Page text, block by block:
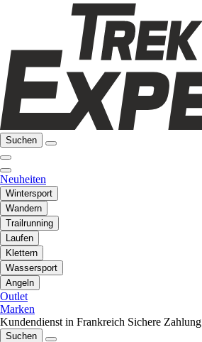
Suchen
Neuheiten
Wintersport
Wandern
Trailrunning
Laufen
Klettern
Wassersport
Angeln
Outlet
Marken
Kundendienst in Frankreich Sichere Zahlung
Suchen